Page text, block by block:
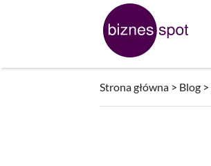
Strona główna > Blog >